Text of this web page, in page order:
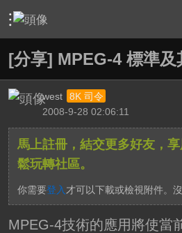
› 影片創作區 › 剪接軟硬體討論區
[分享] MPEG-4 標準及
west
8K 司令
2008-9-28 02:06:11
馬上註冊，結交更多好友，
鬆玩轉社區。
你需要登入 才可以下載或檢視附件。
MPEG-4技術的應用將使當